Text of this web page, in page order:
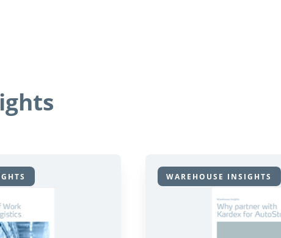
WAREHOUSE INSIGHTS